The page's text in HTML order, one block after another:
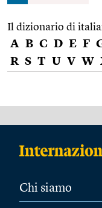
Il dizionario di
A B C D E F
R S T U V W
Chi siamo